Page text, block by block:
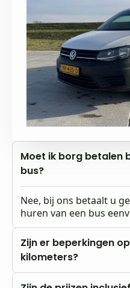
Moet ik borg betalen
bus?
Nee, bij ons betaalt u
huren van een bus
Zijn er beperkingen
kilometers?